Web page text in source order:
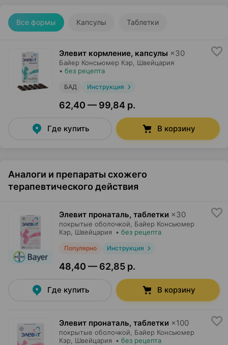
Все формы Капсулы Таблетки
Элевит кормление, капсулы ×30
Байер Консьюмер Кэр , Швейцария
• без рецепта
БАД Инструкция
62,40 — 99,84 р.
Где купить В корзину
Аналоги и препараты схожего
терапевтического действия
Элевит пронаталь, таблетки ×30
покрытые оболочкой,
Байер Консьюмер
Кэр , Швейцария • без рецепта
Популярно Инструкция
48,40 — 62,85 р.
Где купить В корзину
Элевит пронаталь, таблетки ×100
покрытые оболочкой,
Байер Консьюмер
Кэр , Швейцария • без рецепта